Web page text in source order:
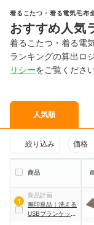
着るこたつ・着る電気毛布
おすすめ人気
着るこたつ・着る電
ランキングの算出ロ
リシーをご覧ください
人気順
絞り込み 価格
商品
1
良品計画
無印良品 ｜ 洗える
USBブランケット